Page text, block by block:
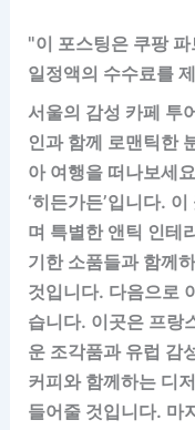
"이 포스팅은 쿠팡
일정액의 수수료를
서울의 감성 카페 투
인과 함께 로맨틱한
아 여행을 떠나보세
‘히든가든’입니다.
며 특별한 앤틱 인테
기한 소품들과 함께
것입니다. 다음으로
습니다. 이곳은 프랑
운 조각품과 유럽 감
커피와 함께하는 디
들어줄 것입니다. 마